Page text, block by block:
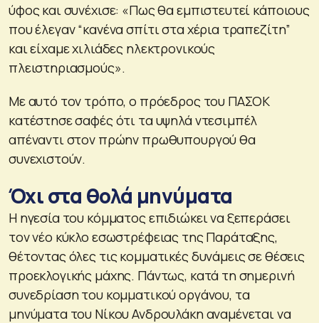
ύφος και συνέχισε: «Πως θα εμπιστευτεί κάποιους
που έλεγαν “κανένα σπίτι στα χέρια τραπεζίτη”
και είχαμε χιλιάδες ηλεκτρονικούς
πλειστηριασμούς».
Με αυτό τον τρόπο, ο πρόεδρος του ΠΑΣΟΚ
κατέστησε σαφές ότι τα υψηλά ντεσιμπέλ
απέναντι στον πρώην πρωθυπουργού θα
συνεχιστούν.
Όχι στα θολά μηνύματα
Η ηγεσία του κόμματος επιδιώκει να ξεπεράσει
τον νέο κύκλο εσωστρέφειας της Παράταξης,
θέτοντας όλες τις κομματικές δυνάμεις σε θέσεις
προεκλογικής μάχης. Πάντως, κατά τη σημερινή
συνεδρίαση του κομματικού οργάνου, τα
μηνύματα του Νίκου Ανδρουλάκη αναμένεται να